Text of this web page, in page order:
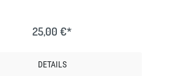
25,00 €*
DETAILS